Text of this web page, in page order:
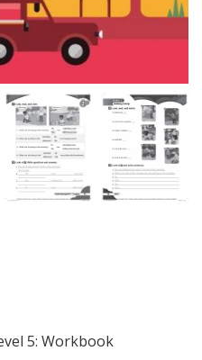
5: Workbook